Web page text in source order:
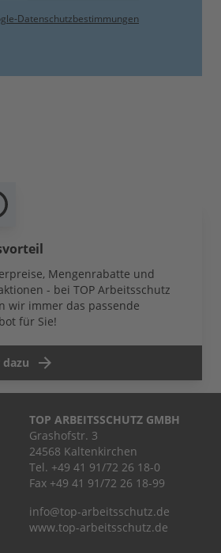
Datenschutzbestimmungen
Mengenrabatte und
- bei TOP Arbeitsschutz
wir immer das passende
für Sie!
TOP ARBEITSSCHUTZ GMBH
Grashofstr. 3
24568 Kaltenkirchen
Tel. +49 41 91/72 26 18-0
Fax +49 41 91/72 26 18-99
info@top-arbeitsschutz.de
www.top-arbeitsschutz.de